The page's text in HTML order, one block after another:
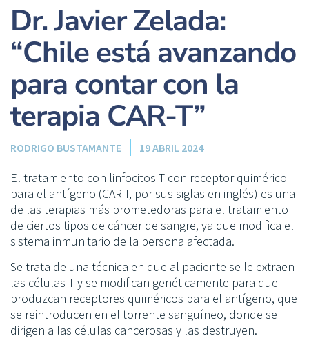
Dr. Javier Zelada:
“Chile está avanzando
para contar con la
terapia CAR-T”
RODRIGO BUSTAMANTE 19 ABRIL 2024
El tratamiento con linfocitos T con receptor quimérico
para el antígeno (CAR-T, por sus siglas en inglés) es una
de las terapias más prometedoras para el tratamiento
de ciertos tipos de cáncer de sangre, ya que modifica el
sistema inmunitario de la persona afectada.
Se trata de una técnica en que al paciente se le extraen
las células T y se modifican genéticamente para que
produzcan receptores quiméricos para el antígeno, que
se reintroducen en el torrente sanguíneo, donde se
dirigen a las células cancerosas y las destruyen.